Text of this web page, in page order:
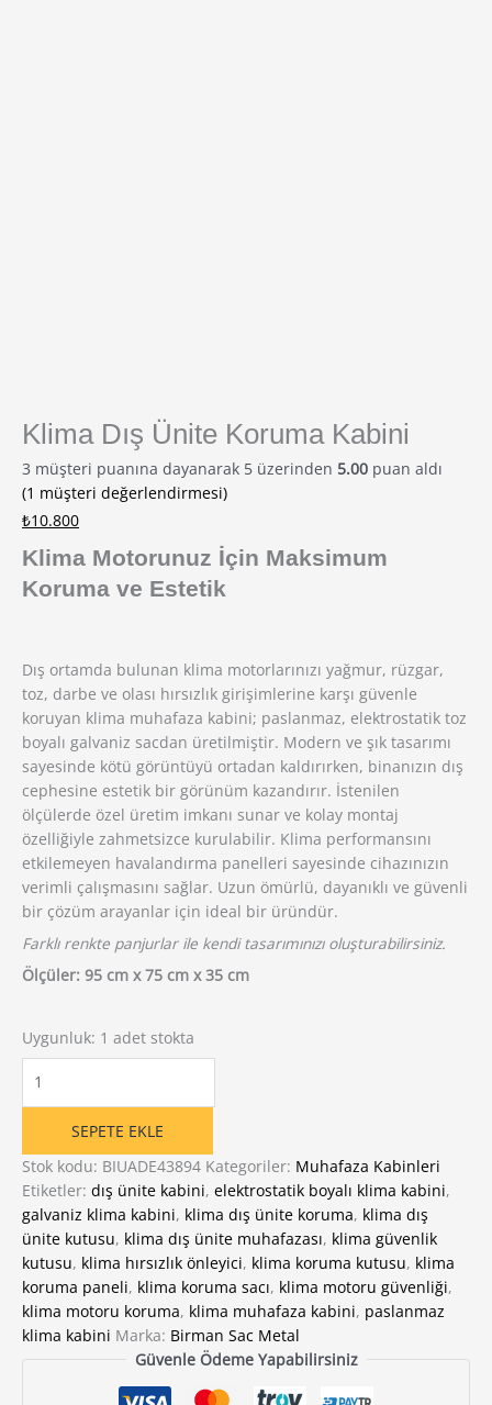
Klima Dış Ünite Koruma Kabini
3 müşteri puanına dayanarak 5 üzerinden 5.00 puan aldı
(1 müşteri değerlendirmesi)
₺10.800
Klima Motorunuz İçin Maksimum
Koruma ve Estetik
Dış ortamda bulunan klima motorlarınızı yağmur, rüzgar,
toz, darbe ve olası hırsızlık girişimlerine karşı güvenle
koruyan klima muhafaza kabini; paslanmaz, elektrostatik toz
boyalı galvaniz sacdan üretilmiştir. Modern ve şık tasarımı
sayesinde kötü görüntüyü ortadan kaldırırken, binanızın dış
cephesine estetik bir görünüm kazandırır. İstenilen
ölçülerde özel üretim imkanı sunar ve kolay montaj
özelliğiyle zahmetsizce kurulabilir. Klima performansını
etkilemeyen havalandırma panelleri sayesinde cihazınızın
verimli çalışmasını sağlar. Uzun ömürlü, dayanıklı ve güvenli
bir çözüm arayanlar için ideal bir üründür.
Farklı renkte panjurlar ile kendi tasarımınızı oluşturabilirsiniz.
Ölçüler: 95 cm x 75 cm x 35 cm
Uygunluk: 1 adet stokta
Dış
Koruma
Kabini
adet
SEPETE EKLE
Stok kodu: BIUADE43894 Kategoriler: Muhafaza Kabinleri
Etiketler: dış ünite kabini, elektrostatik boyalı klima kabini,
galvaniz klima kabini, klima dış ünite koruma, klima dış
ünite kutusu, klima dış ünite muhafazası, klima güvenlik
kutusu, klima hırsızlık önleyici, klima koruma kutusu, klima
koruma paneli, klima koruma sacı, klima motoru güvenliği,
klima motoru koruma, klima muhafaza kabini, paslanmaz
klima kabini Marka: Birman Sac Metal
Güvenle Ödeme Yapabilirsiniz